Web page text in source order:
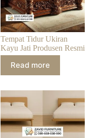
Tempat Tidur Ukiran
Kayu Jati Produsen Resmi
Read more